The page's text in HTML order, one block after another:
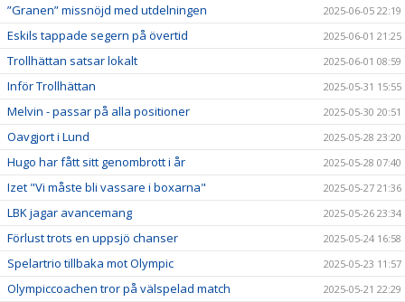
”Granen” missnöjd med utdelningen 2025-06-05 22:19
Eskils tappade segern på övertid 2025-06-01 21:25
Trollhättan satsar lokalt 2025-06-01 08:59
Inför Trollhättan 2025-05-31 15:55
Melvin - passar på alla positioner 2025-05-30 20:51
Oavgjort i Lund 2025-05-28 23:20
Hugo har fått sitt genombrott i år 2025-05-28 07:40
Izet "Vi måste bli vassare i boxarna" 2025-05-27 21:36
LBK jagar avancemang 2025-05-26 23:34
Förlust trots en uppsjö chanser 2025-05-24 16:58
Spelartrio tillbaka mot Olympic 2025-05-23 11:57
Olympiccoachen tror på välspelad match 2025-05-21 22:29